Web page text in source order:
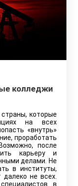
колледжи
которые
на всех
«внутрь»
проработать
после
карьеру и
делами. Не
в институты,
не всех.
в